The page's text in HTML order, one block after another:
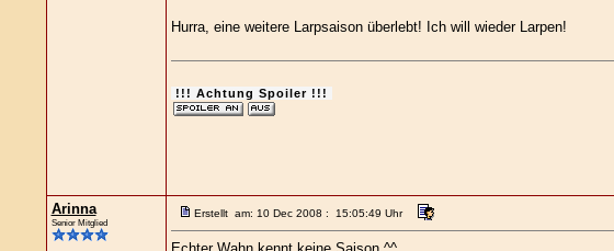
Hurra, eine weitere Larpsaison überlebt! Ich will wieder Larpen!
!!! Achtung Spoiler !!!
Arinna
Senior Mitglied
Erstellt am: 10 Dec 2008 : 15:05:49 Uhr